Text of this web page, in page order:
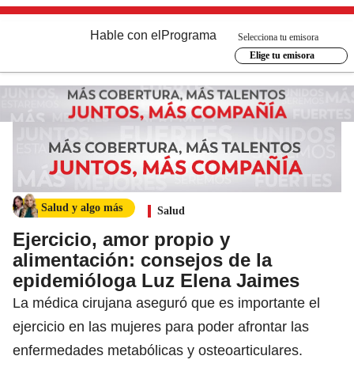
Hable con el Programa
Selecciona tu emisora
Elige tu emisora
Salud y algo más Salud
Ejercicio, amor propio y
alimentación: consejos de la
epidemióloga Luz Elena Jaimes
La médica cirujana aseguró que es importante el
ejercicio en las mujeres para poder afrontar las
enfermedades metabólicas y osteoarticulares.